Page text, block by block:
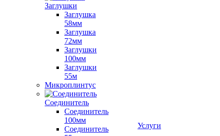
Заглушки
Заглушка
58мм
Заглушка
72мм
Заглушки
100мм
Заглушки
55м
Микроплинтус
Соединитель
Соединитель
100мм
Соединитель
Услуги